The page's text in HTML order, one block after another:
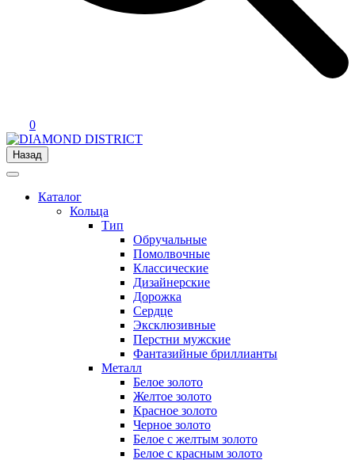
0
Назад
Каталог
Кольца
Тип
Обручальные
Помолвочные
Классические
Дизайнерские
Дорожка
Сердце
Эксклюзивные
Перстни мужские
Фантазийные бриллианты
Металл
Белое золото
Желтое золото
Красное золото
Черное золото
Белое с желтым золото
Белое с красным золото